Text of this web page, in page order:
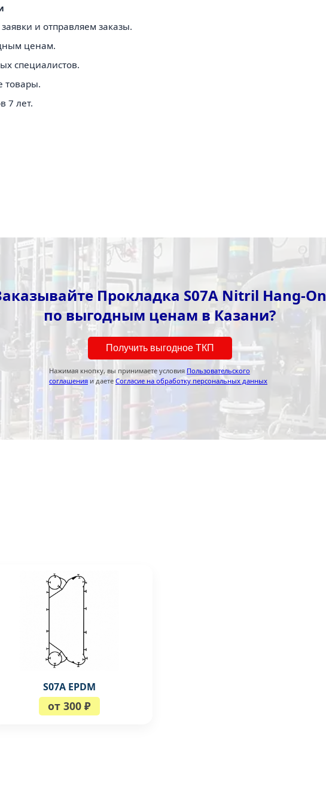
и отправляем заказы.
ценам.
специалистов.
товары.
7 лет.
Прокладка S07A Nitril Hang-On
по выгодным ценам в Казани?
Получить выгодное ТКП
Нажимая кнопку, вы принимаете условия Пользовательского
соглашения и даете Согласие на обработку персональных данных
S07A EPDM
от 300 ₽